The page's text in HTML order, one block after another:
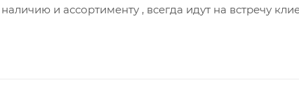
и ассортименту , всегда идут на встречу